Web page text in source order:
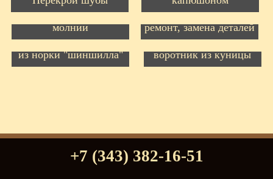
Шуба из соболя на
молнии
Шуба из свакары,
ремонт, замена деталей
Шуба из черной
свакары с воротником
из норки "шиншилла"
Шуба из свакары,
воротник из куницы
+7 (343) 382-16-51